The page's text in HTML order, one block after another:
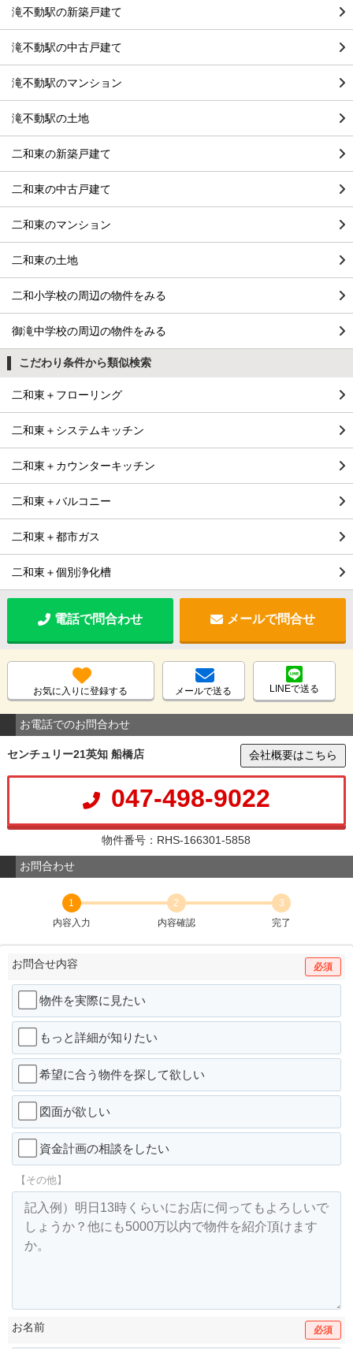
滝不動駅の新築戸建て
滝不動駅の中古戸建て
滝不動駅のマンション
滝不動駅の土地
二和東の新築戸建て
二和東の中古戸建て
二和東のマンション
二和東の土地
二和小学校の周辺の物件をみる
御滝中学校の周辺の物件をみる
こだわり条件から類似検索
二和東＋フローリング
二和東＋システムキッチン
二和東＋カウンターキッチン
二和東＋バルコニー
二和東＋都市ガス
二和東＋個別浄化槽
電話で問合わせ メールで問合せ
お気に入りに登録する メールで送る LINEで送る
お電話でのお問合わせ
センチュリー21英知 船橋店 会社概要はこちら
047-498-9022
物件番号：RHS-166301-5858
お問合わせ
1
内容入力
2
内容確認
3
完了
お問合せ内容 必須
物件を実際に見たい
もっと詳細が知りたい
希望に合う物件を探して欲しい
図面が欲しい
資金計画の相談をしたい
【その他】
お名前 必須